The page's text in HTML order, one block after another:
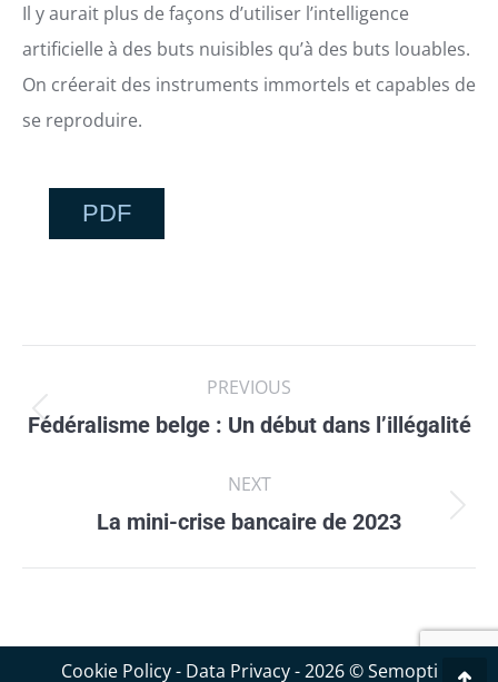
Il y aurait plus de façons d’utiliser l’intelligence
artificielle à des buts nuisibles qu’à des buts louables.
On créerait des instruments immortels et capables de
se reproduire.
PDF
navigation
PREVIOUS
Previous
Fédéralisme belge : Un début dans l’illégalité
NEXT
Next
La mini-crise bancaire de 2023
Cookie Policy- Data Privacy- 2026 © Semopti